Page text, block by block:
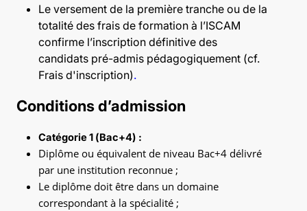
Le versement de la première tranche ou de la
totalité des frais de formation à l’ISCAM
confirme l’inscription définitive des
candidats pré-admis pédagogiquement (cf.
Frais d'inscription).
Conditions d’admission
Catégorie 1 (Bac+4) :
Diplôme ou équivalent de niveau Bac+4 délivré
par une institution reconnue ;
Le diplôme doit être dans un domaine
correspondant à la spécialité ;